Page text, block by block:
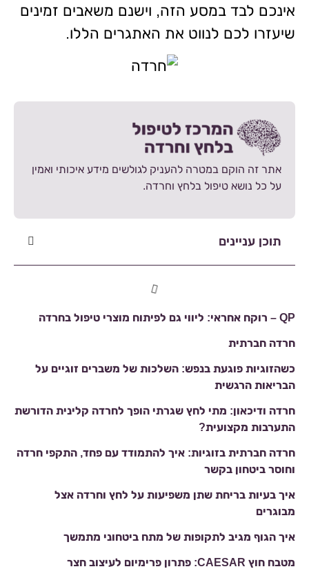
אינכם לבד במסע הזה, וישנם משאבים זמינים
שיעזרו לכם לנווט את האתגרים הללו.
אתר זה הוקם במטרה להעניק לגולשים מידע איכותי ואמין
על כל נושא טיפול בלחץ וחרדה.
תוכן עניינים
QP – רוקח אחראי: ליווי גם לפיתוח מוצרי טיפול בחרדה
חרדה חברתית
כשהזוגיות פוגעת בנפש: השלכות של משברים זוגיים על
הבריאות הרגשית
חרדה ודיכאון: מתי לחץ שגרתי הופך לחרדה קלינית הדורשת
התערבות מקצועית?
חרדה חברתית בזוגיות: איך להתמודד עם פחד, התקפי חרדה
וחוסר ביטחון בקשר
איך בעיות בריחת שתן משפיעות על לחץ וחרדה אצל
מבוגרים
איך הגוף מגיב לתקופות של מתח ביטחוני מתמשך
מטבח חוץ CAESAR: פתרון פרימיום לעיצוב חצר